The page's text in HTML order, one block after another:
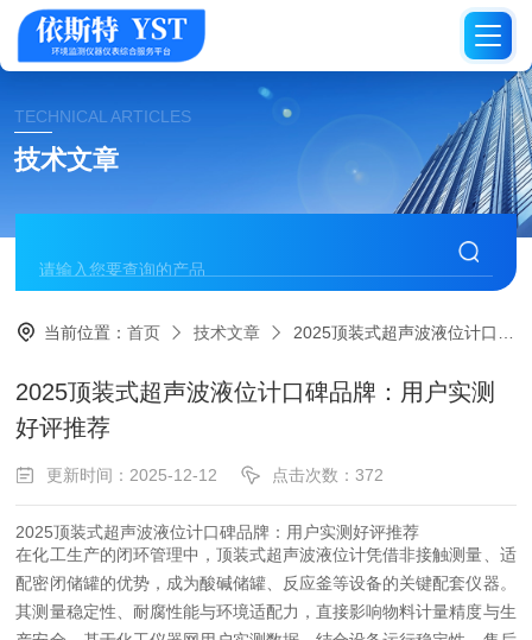
TECHNICAL ARTICLES
技术文章
当前位置：首页 技术文章 2025顶装式超声波液位计口碑品牌：用户实测好评推荐
2025顶装式超声波液位计口碑品牌：用户实测
好评推荐
更新时间：2025-12-12 点击次数：372
2025顶装式超声波液位计口碑品牌：用户实测好评推荐
在化工生产的闭环管理中，顶装式超声波液位计凭借非接触测量、适
配密闭储罐的优势，成为酸碱储罐、反应釜等设备的关键配套仪器。
其测量稳定性、耐腐性能与环境适配力，直接影响物料计量精度与生